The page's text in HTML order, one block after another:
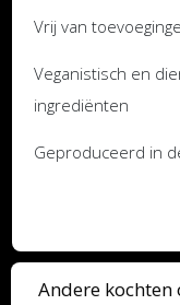
Andere kochten
Vrij van
Veganistisch en
ingrediënten
Geproduceerd in